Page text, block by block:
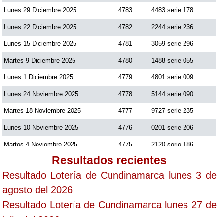
Lunes 29 Diciembre 2025 4783 4483 serie 178
Lunes 22 Diciembre 2025 4782 2244 serie 236
Lunes 15 Diciembre 2025 4781 3059 serie 296
Martes 9 Diciembre 2025 4780 1488 serie 055
Lunes 1 Diciembre 2025 4779 4801 serie 009
Lunes 24 Noviembre 2025 4778 5144 serie 090
Martes 18 Noviembre 2025 4777 9727 serie 235
Lunes 10 Noviembre 2025 4776 0201 serie 206
Martes 4 Noviembre 2025 4775 2120 serie 186
Resultados recientes
Resultado Lotería de Cundinamarca lunes 3 de
agosto del 2026
Resultado Lotería de Cundinamarca lunes 27 de